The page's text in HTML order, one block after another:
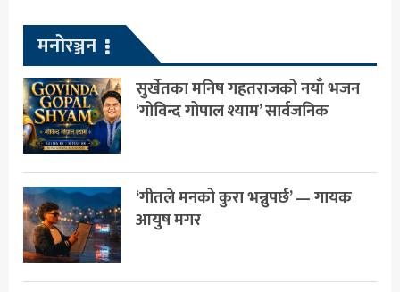
मनोरञ्जन
सुर्खेतका मनिष गहतराजको नयाँ भजन
‘गोविन्द गोपाल श्याम’ सार्वजनिक
‘गीतले मनको कुरा भन्नुपर्छ’ — गायक
आयुष मगर